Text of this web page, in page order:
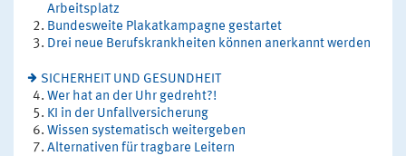
Arbeitsplatz
Bundesweite Plakatkampagne gestartet
Drei neue Berufskrankheiten können anerkannt werden
SICHERHEIT UND GESUNDHEIT
Wer hat an der Uhr gedreht?!
KI in der Unfallversicherung
Wissen systematisch weitergeben
Alternativen für tragbare Leitern